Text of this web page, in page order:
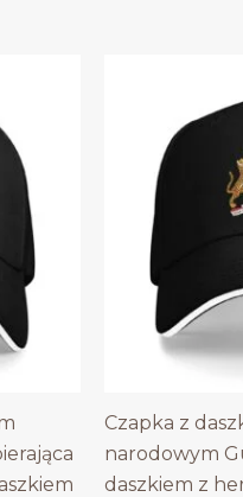
Czapka z
narodowym
daszkiem z